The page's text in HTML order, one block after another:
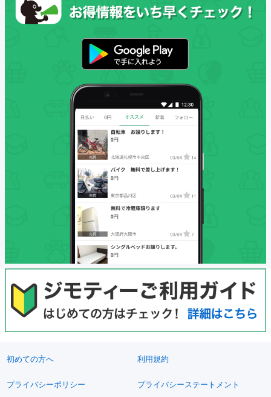
初めての方へ 利用規約
プライバシーポリシー プライバシーステートメント